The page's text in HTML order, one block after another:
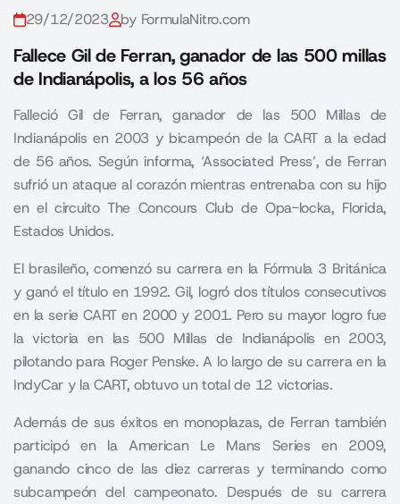
29/12/2023 by FormulaNitro.com
Fallece Gil de Ferran, ganador de las 500 millas
de Indianápolis, a los 56 años
Falleció Gil de Ferran, ganador de las 500 Millas de
Indianápolis en 2003 y bicampeón de la CART a la edad
de 56 años. Según informa, ‘Associated Press’, de Ferran
sufrió un ataque al corazón mientras entrenaba con su hijo
en el circuito The Concours Club de Opa-locka, Florida,
Estados Unidos.
El brasileño, comenzó su carrera en la Fórmula 3 Británica
y ganó el título en 1992. Gil, logró dos títulos consecutivos
en la serie CART en 2000 y 2001. Pero su mayor logro fue
la victoria en las 500 Millas de Indianápolis en 2003,
pilotando para Roger Penske. A lo largo de su carrera en la
IndyCar y la CART, obtuvo un total de 12 victorias.
Además de sus éxitos en monoplazas, de Ferran también
participó en la American Le Mans Series en 2009,
ganando cinco de las diez carreras y terminando como
subcampeón del campeonato. Después de su carrera